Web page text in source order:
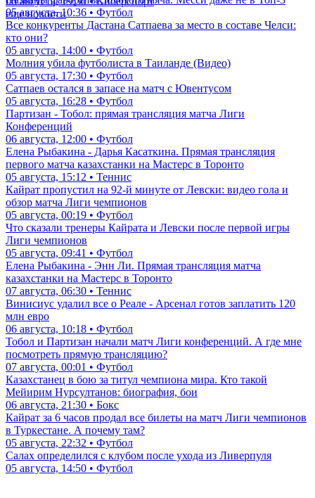
еще новости
05 августа, 10:36 • Футбол
Все конкуренты Дастана Сатпаева за место в составе Челси:
кто они?
05 августа, 14:00 • Футбол
Молния убила футболиста в Таиланде (Видео)
05 августа, 17:30 • Футбол
Сатпаев остался в запасе на матч с Ювентусом
05 августа, 16:28 • Футбол
Партизан - Тобол: прямая трансляция матча Лиги
Конференций
06 августа, 12:00 • Футбол
Елена Рыбакина - Дарья Касаткина. Прямая трансляция
первого матча казахстанки на Мастерс в Торонто
05 августа, 15:12 • Теннис
Кайрат пропустил на 92-й минуте от Левски: видео гола и
обзор матча Лиги чемпионов
05 августа, 00:19 • Футбол
Что сказали тренеры Кайрата и Левски после первой игры
Лиги чемпионов
05 августа, 09:41 • Футбол
Елена Рыбакина - Энн Ли. Прямая трансляция матча
казахстанки на Мастерс в Торонто
07 августа, 06:30 • Теннис
Винисиус удалил все о Реале - Арсенал готов заплатить 120
млн евро
06 августа, 10:18 • Футбол
Тобол и Партизан начали матч Лиги конференций. А где мне
посмотреть прямую трансляцию?
07 августа, 00:01 • Футбол
Казахстанец в бою за титул чемпиона мира. Кто такой
Мейирим Нурсултанов: биография, бои
06 августа, 21:30 • Бокс
Кайрат за 6 часов продал все билеты на матч Лиги чемпионов
в Туркестане. А почему там?
05 августа, 22:32 • Футбол
Салах определился с клубом после ухода из Ливерпуля
05 августа, 14:50 • Футбол